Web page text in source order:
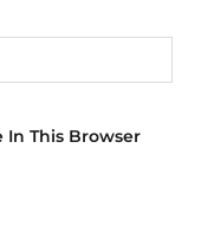
In This Browser